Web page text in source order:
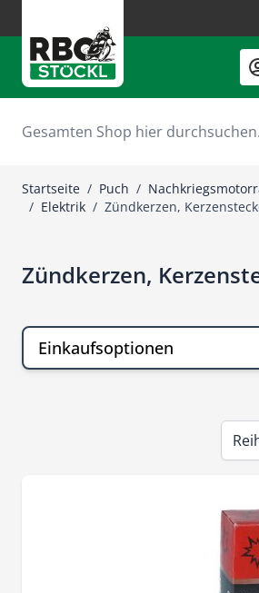
Suche
Startseite / Puch /
/ Elektrik / Zündkerzen,
Zündkerzen,
Einkaufsoptionen